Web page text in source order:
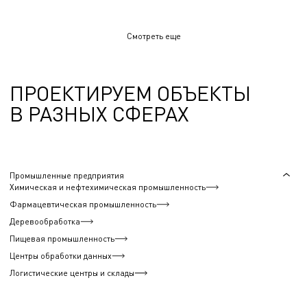
Смотреть еще
ПРОЕКТИРУЕМ ОБЪЕКТЫ
В РАЗНЫХ СФЕРАХ
Промышленные предприятия
Химическая и нефтехимическая промышленность
Фармацевтическая промышленность
Деревообработка
Пищевая промышленность
Центры обработки данных
Логистические центры и склады